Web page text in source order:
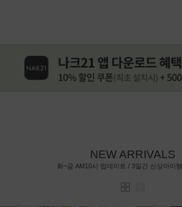
NEW ARRIVALS
화~금 AM10시 업데이트 / 3일간 신상아이템